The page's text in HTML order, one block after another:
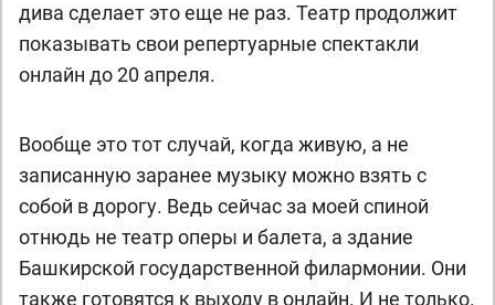
дива сделает это еще не раз. Театр продолжит
показывать свои репертуарные спектакли
онлайн до 20 апреля.
Вообще это тот случай, когда живую, а не
записанную заранее музыку можно взять с
собой в дорогу. Ведь сейчас за моей спиной
отнюдь не театр оперы и балета, а здание
Башкирской государственной филармонии. Они
также готовятся к выходу в онлайн. И не только.